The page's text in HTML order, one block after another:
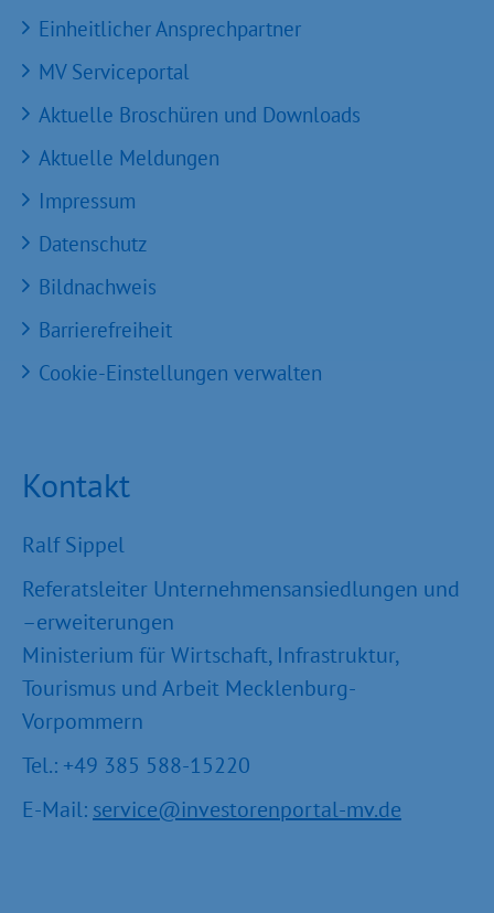
Einheitlicher Ansprechpartner
MV Serviceportal
Aktuelle Broschüren und Downloads
Aktuelle Meldungen
Impressum
Datenschutz
Bildnachweis
Barrierefreiheit
Cookie-Einstellungen verwalten
Kontakt
Ralf Sippel
Referatsleiter Unternehmensansiedlungen und
–erweiterungen
Ministerium für Wirtschaft, Infrastruktur,
Tourismus und Arbeit Mecklenburg-
Vorpommern
Tel.: +49 385 588-15220
E-Mail: service@investorenportal-mv.de